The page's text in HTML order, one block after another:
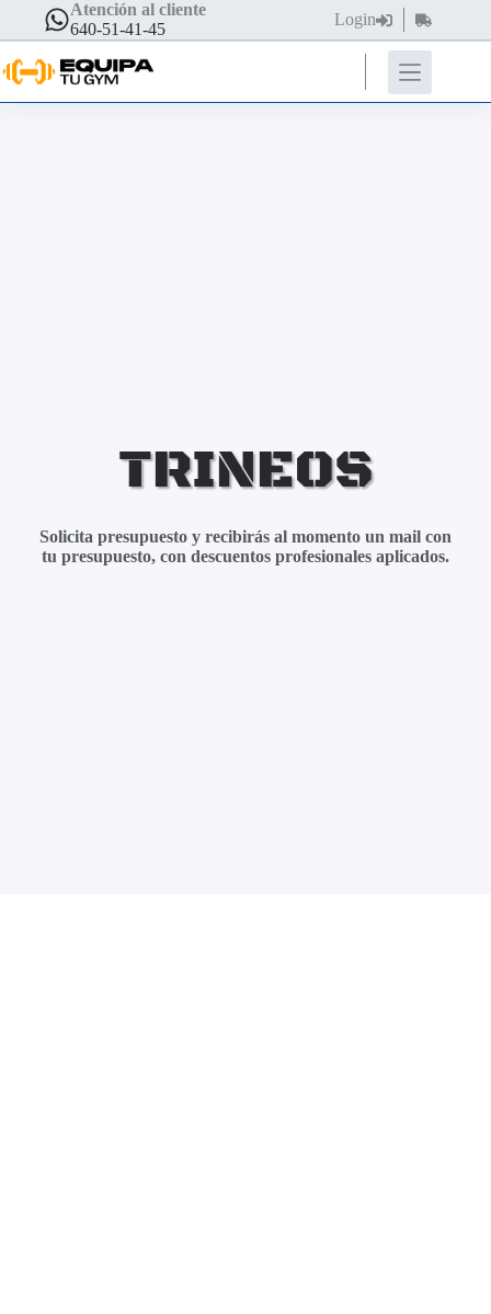
Atención al cliente
640-51-41-45
Login
TRINEOS
Solicita presupuesto y recibirás al momento un mail con
tu presupuesto, con descuentos profesionales aplicados.